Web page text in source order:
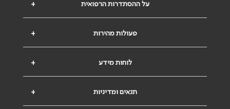
+ על ההסתדרות הרפואית
+ פעולות מהירות
+ לוחות מידע
+ תנאים ומדיניות